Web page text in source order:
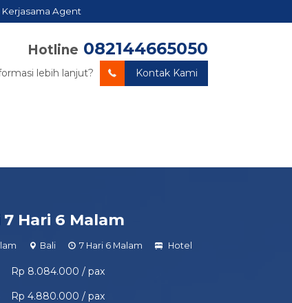
Kerjasama Agent
Hotline 082144665050
lebih lanjut? Kontak Kami
Hari 6 Malam
Bali 7 Hari 6 Malam Hotel
Rp 8.084.000 / pax
Rp 4.880.000 / pax